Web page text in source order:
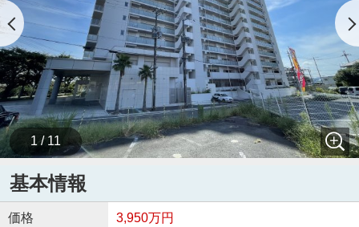
1 / 11
基本情報
価格 3,950万円